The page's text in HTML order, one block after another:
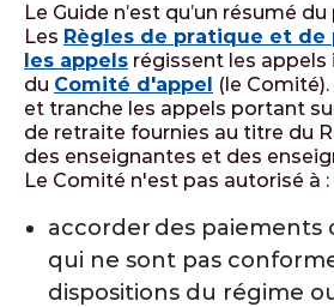
Le Guide n’est qu’un résumé
Les Règles de pratique et de
les appels régissent les
du Comité d'appel (le
et tranche les appels portant
de retraite fournies au titre du
des enseignantes et des
Le Comité n'est pas autorisé à :
accorder des paiements
qui ne sont pas
dispositions du régime